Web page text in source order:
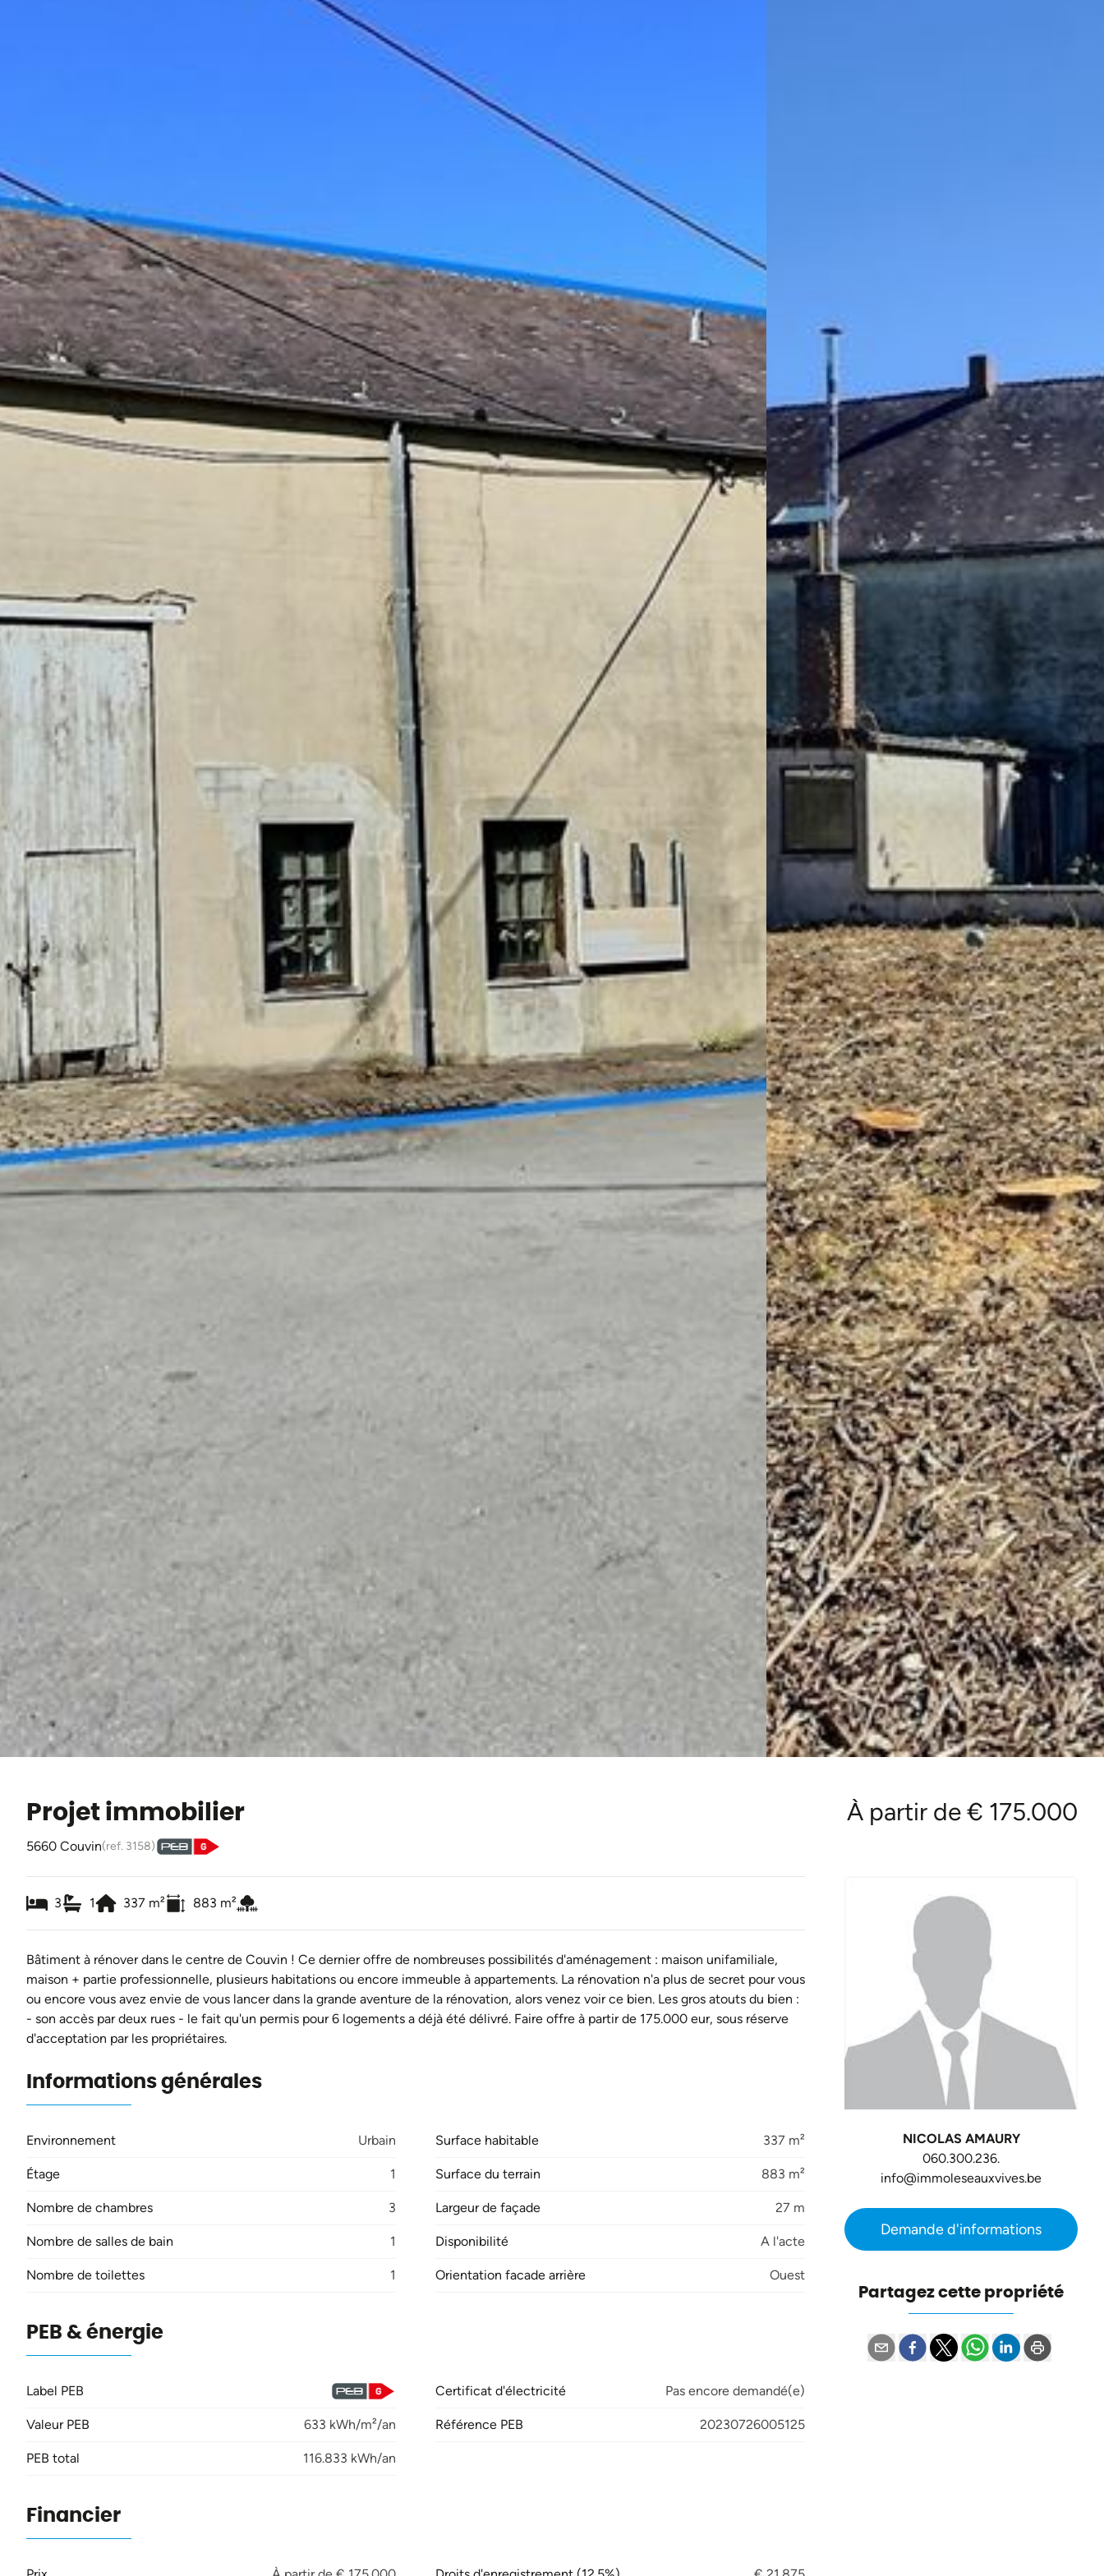
Projet immobilier À partir de € 175.000
5660 Couvin(ref. 3158)
3 1 337 m² 883 m²
Bâtiment à rénover dans le centre de Couvin ! Ce dernier offre de nombreuses possibilités d'aménagement : maison unifamiliale,
maison + partie professionnelle, plusieurs habitations ou encore immeuble à appartements. La rénovation n'a plus de secret pour vous
ou encore vous avez envie de vous lancer dans la grande aventure de la rénovation, alors venez voir ce bien. Les gros atouts du bien :
- son accès par deux rues - le fait qu'un permis pour 6 logements a déjà été délivré. Faire offre à partir de 175.000 eur, sous réserve
d'acceptation par les propriétaires.
Informations générales
Environnement Urbain Surface habitable 337 m²
Étage 1 Surface du terrain 883 m²
Nombre de chambres 3 Largeur de façade 27 m
Nombre de salles de bain 1 Disponibilité A l'acte
Nombre de toilettes 1 Orientation facade arrière Ouest
PEB & énergie
Label PEB Certificat d'électricité Pas encore demandé(e)
Valeur PEB 633 kWh/m²/an Référence PEB 20230726005125
PEB total 116.833 kWh/an
Financier
NICOLAS AMAURY
060.300.236.
info@immoleseauxvives.be
Demande d'informations
Partagez cette propriété